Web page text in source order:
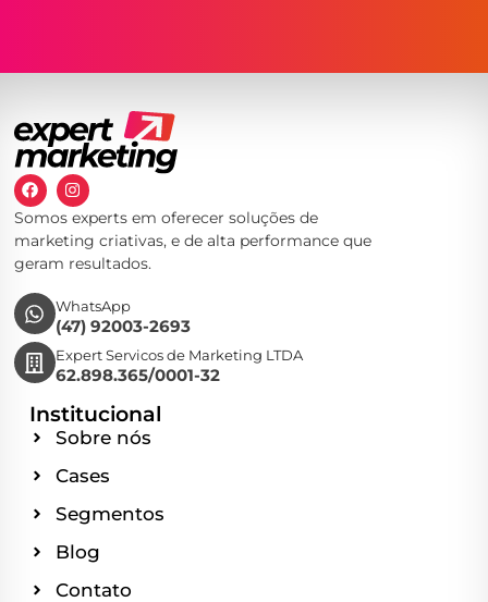
Somos experts em oferecer soluções de
marketing criativas, e de alta performance que
geram resultados.
WhatsApp
(47) 92003-2693
Expert Servicos de Marketing LTDA
62.898.365/0001-32
Institucional
Sobre nós
Cases
Segmentos
Blog
Contato